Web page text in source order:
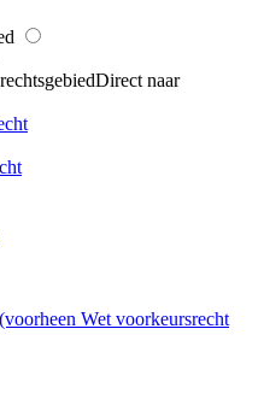
Direct naar
Wet voorkeursrecht